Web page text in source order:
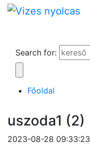
Search for:
Főoldal
uszoda1 (2)
2023-08-28 09:33:23